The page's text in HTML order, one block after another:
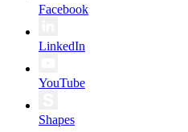
Facebook
LinkedIn
YouTube
Shapes